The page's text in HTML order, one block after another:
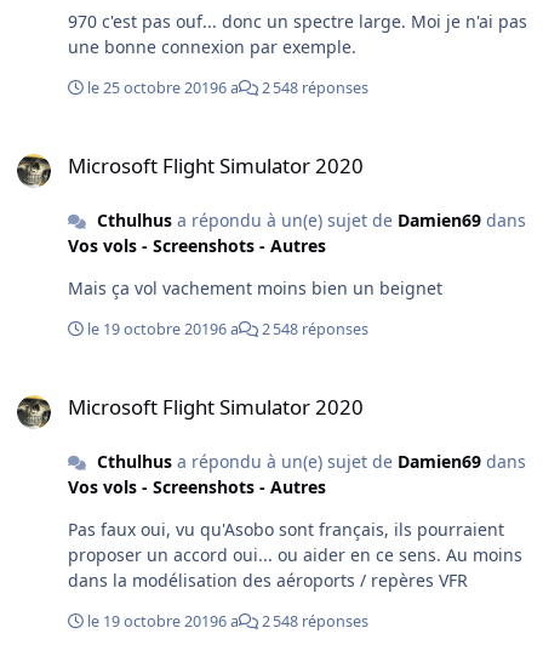
970 c'est pas ouf... donc un spectre large. Moi je n'ai pas
une bonne connexion par exemple.
le 25 octobre 20196 a 2 548 réponses
Microsoft Flight Simulator 2020
Cthulhusa répondu à un(e) sujet de Damien69dans
Vos vols - Screenshots - Autres
Mais ça vol vachement moins bien un beignet
le 19 octobre 20196 a 2 548 réponses
Microsoft Flight Simulator 2020
Cthulhusa répondu à un(e) sujet de Damien69dans
Vos vols - Screenshots - Autres
Pas faux oui, vu qu'Asobo sont français, ils pourraient
proposer un accord oui... ou aider en ce sens. Au moins
dans la modélisation des aéroports / repères VFR
le 19 octobre 20196 a 2 548 réponses